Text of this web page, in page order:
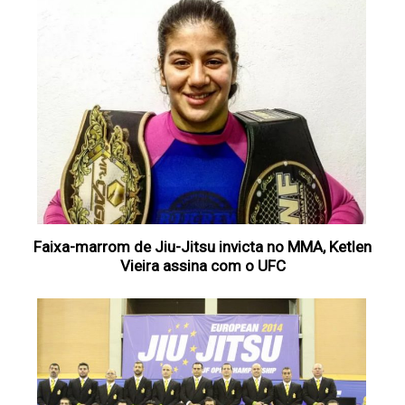
Faixa-marrom de Jiu-Jitsu invicta no MMA, Ketlen
Vieira assina com o UFC